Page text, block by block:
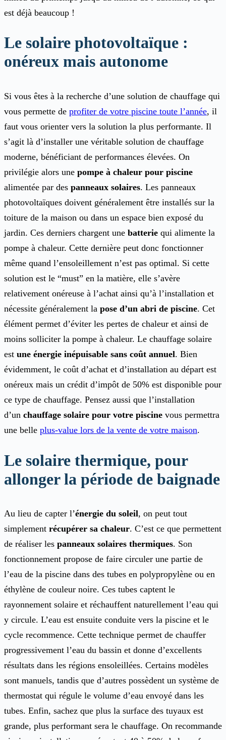
est déjà beaucoup !
Le solaire photovoltaïque :
onéreux mais autonome
Si vous êtes à la recherche d’une solution de chauffage qui
vous permette de profiter de votre piscine toute l’année, il
faut vous orienter vers la solution la plus performante. Il
s’agit là d’installer une véritable solution de chauffage
moderne, bénéficiant de performances élevées. On
privilégie alors une pompe à chaleur pour piscine
alimentée par des panneaux solaires. Les panneaux
photovoltaïques doivent généralement être installés sur la
toiture de la maison ou dans un espace bien exposé du
jardin. Ces derniers chargent une batterie qui alimente la
pompe à chaleur. Cette dernière peut donc fonctionner
même quand l’ensoleillement n’est pas optimal. Si cette
solution est le “must” en la matière, elle s’avère
relativement onéreuse à l’achat ainsi qu’à l’installation et
nécessite généralement la pose d’un abri de piscine. Cet
élément permet d’éviter les pertes de chaleur et ainsi de
moins solliciter la pompe à chaleur. Le chauffage solaire
est une énergie inépuisable sans coût annuel. Bien
évidemment, le coût d’achat et d’installation au départ est
onéreux mais un crédit d’impôt de 50% est disponible pour
ce type de chauffage. Pensez aussi que l’installation
d’un chauffage solaire pour votre piscine vous permettra
une belle plus-value lors de la vente de votre maison.
Le solaire thermique, pour
allonger la période de baignade
Au lieu de capter l’énergie du soleil, on peut tout
simplement récupérer sa chaleur. C’est ce que permettent
de réaliser les panneaux solaires thermiques. Son
fonctionnement propose de faire circuler une partie de
l’eau de la piscine dans des tubes en polypropylène ou en
éthylène de couleur noire. Ces tubes captent le
rayonnement solaire et réchauffent naturellement l’eau qui
y circule. L’eau est ensuite conduite vers la piscine et le
cycle recommence. Cette technique permet de chauffer
progressivement l’eau du bassin et donne d’excellents
résultats dans les régions ensoleillées. Certains modèles
sont manuels, tandis que d’autres possèdent un système de
thermostat qui régule le volume d’eau envoyé dans les
tubes. Enfin, sachez que plus la surface des tuyaux est
grande, plus performant sera le chauffage. On recommande